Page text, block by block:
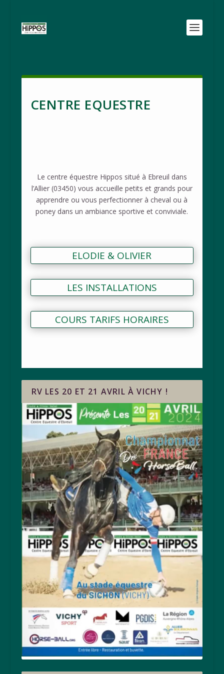
CENTRE EQUESTRE
Le centre équestre Hippos situé à Ebreuil dans
l’Allier (03450) vous accueille petits et grands pour
apprendre ou vous perfectionner à cheval ou à
poney dans un ambiance sportive et conviviale.
ELODIE & OLIVIER
LES INSTALLATIONS
COURS TARIFS HORAIRES
RV LES 20 ET 21 AVRIL À VICHY !